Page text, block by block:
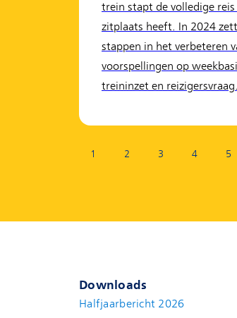
trein stapt de volledige reis
zitplaats heeft. In 2024
stappen in het verbeteren
voorspellingen op
treininzet en reizigersvraag.
1 2 3 4 5
Downloads
Halfjaarbericht 2026